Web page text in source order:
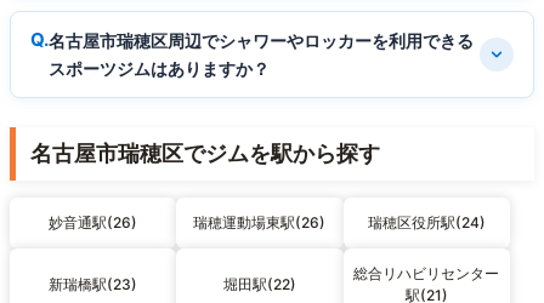
名古屋市瑞穂区周辺でシャワーやロッカーを利用できる
スポーツジムはありますか？
名古屋市瑞穂区でジムを駅から探す
妙音通駅(26) 瑞穂運動場東駅(26) 瑞穂区役所駅(24)
新瑞橋駅(23) 堀田駅(22)
総合リハビリセンター
駅(21)